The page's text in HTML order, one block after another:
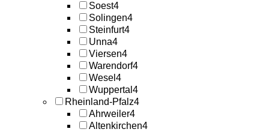
Soest4
Solingen4
Steinfurt4
Unna4
Viersen4
Warendorf4
Wesel 4
Wuppertal 4
Rheinland-Pfalz4
Ahrweiler4
Altenkirchen4